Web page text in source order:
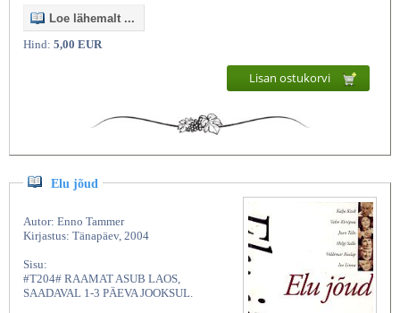
Loe lähemalt ...
Hind: 5,00 EUR
Lisan ostukorvi
Elu jõud
Autor: Enno Tammer
Kirjastus: Tänapäev, 2004
Sisu:
#T204# RAAMAT ASUB LAOS,
SAADAVAL 1-3 PÄEVA JOOKSUL.